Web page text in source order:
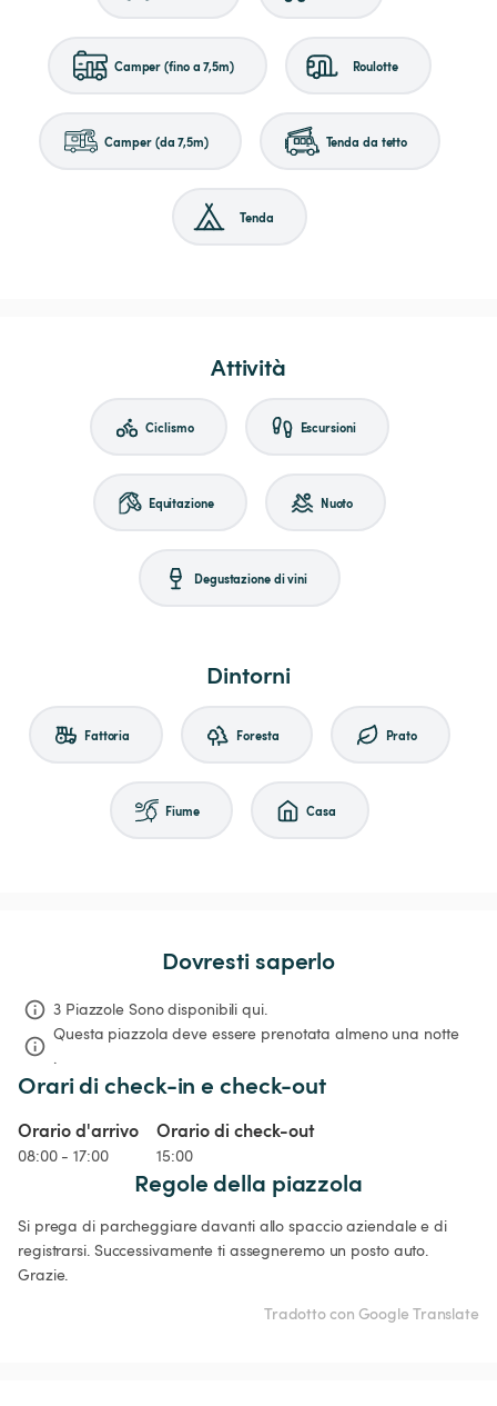
Camper (fino a 7,5m) Roulotte
Camper (da 7,5m) Tenda da tetto
Tenda
Attività
Ciclismo Escursioni
Equitazione Nuoto
Degustazione di vini
Dintorni
Fattoria Foresta Prato
Fiume Casa
Dovresti saperlo
3 Piazzole Sono disponibili qui.
Questa piazzola deve essere prenotata almeno una notte
.
Orari di check-in e check-out
Orario d'arrivo
08:00 - 17:00
Orario di check-out
15:00
Regole della piazzola
Si prega di parcheggiare davanti allo spaccio aziendale e di
registrarsi. Successivamente ti assegneremo un posto auto.
Grazie.
Tradotto con Google Translate